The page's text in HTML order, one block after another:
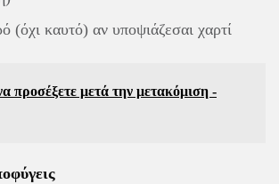
(όχι καυτό) αν υποψιάζεσαι χαρτί
προσέξετε μετά την μετακόμιση -